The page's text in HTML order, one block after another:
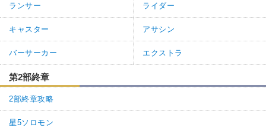
ランサー ライダー
キャスター アサシン
バーサーカー エクストラ
第2部終章
2部終章攻略
星5ソロモン